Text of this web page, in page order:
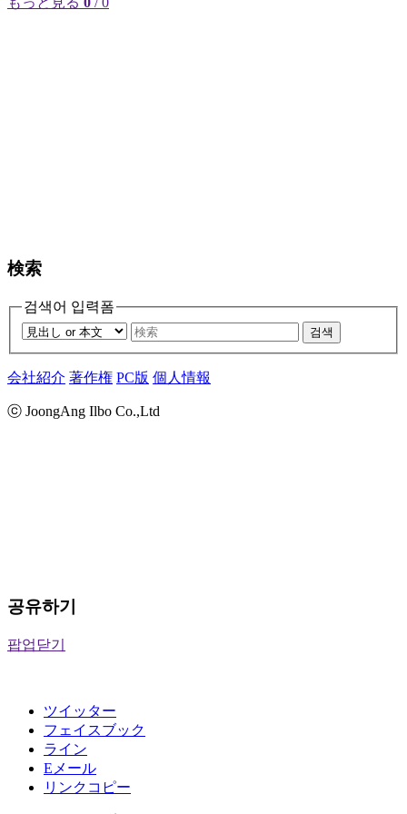
検索
검색어 입력폼
검색
会社紹介 著作権 PC版 個人情報
ⓒ JoongAng Ilbo Co.,Ltd
공유하기
팝업닫기
ツイッター
フェイスブック
ライン
Eメール
リンクコピー